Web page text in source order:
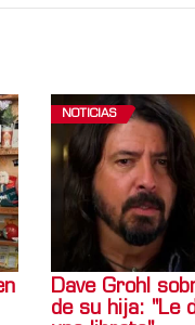
NOTICIAS
Dave Grohl
de su hija: "Le